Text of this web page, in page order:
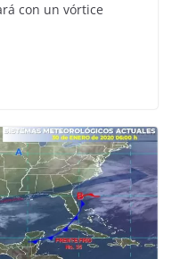
con un vórtice